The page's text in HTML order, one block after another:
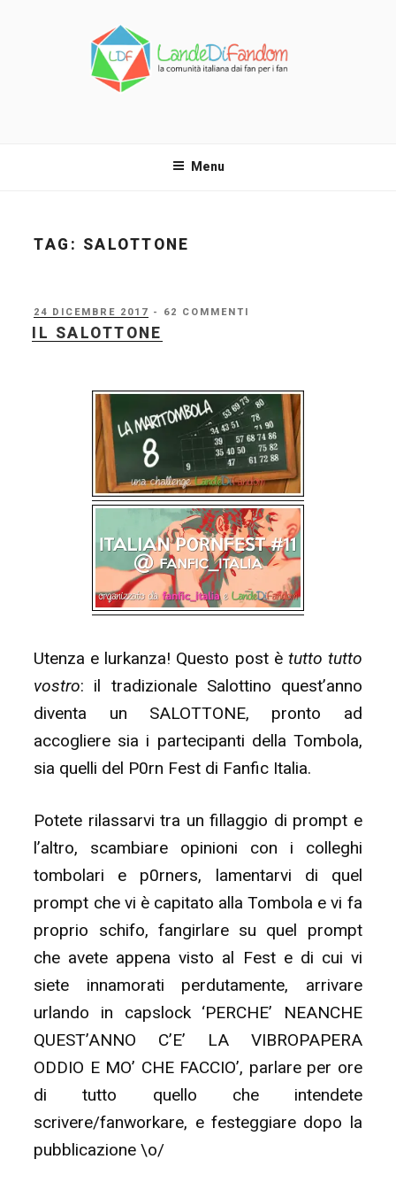
Menu
TAG: SALOTTONE
PUBBLICATO
IL
24 DICEMBRE 2017 - 62 COMMENTI
IL SALOTTONE
Utenza e lurkanza! Questo post è tutto tutto
vostro: il tradizionale Salottino quest’anno
diventa un SALOTTONE, pronto ad
accogliere sia i partecipanti della Tombola,
sia quelli del P0rn Fest di Fanfic Italia.
Potete rilassarvi tra un fillaggio di prompt e
l’altro, scambiare opinioni con i colleghi
tombolari e p0rners, lamentarvi di quel
prompt che vi è capitato alla Tombola e vi fa
proprio schifo, fangirlare su quel prompt
che avete appena visto al Fest e di cui vi
siete innamorati perdutamente, arrivare
urlando in capslock ‘PERCHE’ NEANCHE
QUEST’ANNO C’E’ LA VIBROPAPERA
ODDIO E MO’ CHE FACCIO’, parlare per ore
di tutto quello che intendete
scrivere/fanworkare, e festeggiare dopo la
pubblicazione \o/